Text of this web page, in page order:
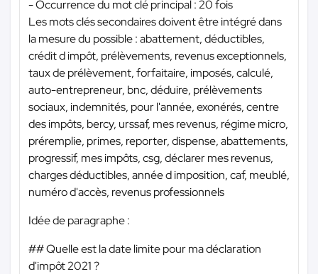
- Occurrence du mot clé principal : 20 fois
Les mots clés secondaires doivent être intégré dans
la mesure du possible : abattement, déductibles,
crédit d impôt, prélèvements, revenus exceptionnels,
taux de prélèvement, forfaitaire, imposés, calculé,
auto-entrepreneur, bnc, déduire, prélèvements
sociaux, indemnités, pour l'année, exonérés, centre
des impôts, bercy, urssaf, mes revenus, régime micro,
préremplie, primes, reporter, dispense, abattements,
progressif, mes impôts, csg, déclarer mes revenus,
charges déductibles, année d imposition, caf, meublé,
numéro d'accès, revenus professionnels
Idée de paragraphe :
## Quelle est la date limite pour ma déclaration
d'impôt 2021 ?